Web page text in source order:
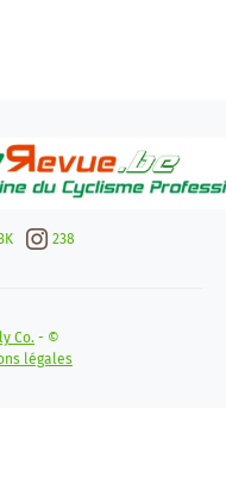
238
Co. - ©
légales